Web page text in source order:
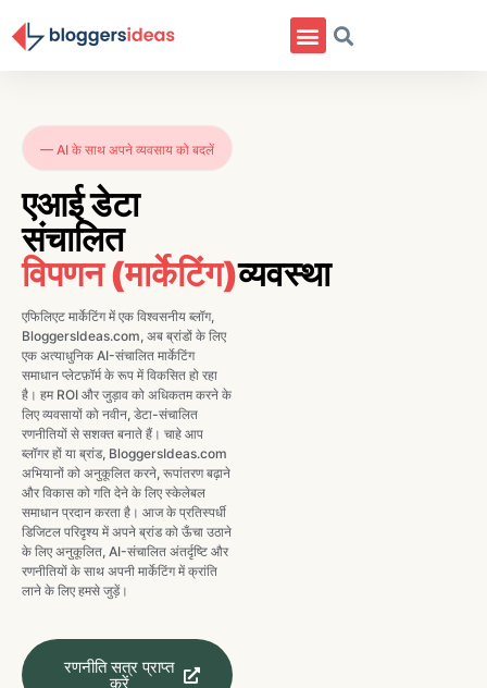
— AI के साथ अपने व्यवसाय को बदलें
एआई डेटा
संचालित
विपणन (मार्केटिंग)व्यवस्था
एफिलिएट मार्केटिंग में एक विश्वसनीय ब्लॉग,
BloggersIdeas.com, अब ब्रांडों के लिए
एक अत्याधुनिक AI-संचालित मार्केटिंग
समाधान प्लेटफ़ॉर्म के रूप में विकसित हो रहा
है। हम ROI और जुड़ाव को अधिकतम करने के
लिए व्यवसायों को नवीन, डेटा-संचालित
रणनीतियों से सशक्त बनाते हैं। चाहे आप
ब्लॉगर हों या ब्रांड, BloggersIdeas.com
अभियानों को अनुकूलित करने, रूपांतरण बढ़ाने
और विकास को गति देने के लिए स्केलेबल
समाधान प्रदान करता है। आज के प्रतिस्पर्धी
डिजिटल परिदृश्य में अपने ब्रांड को ऊँचा उठाने
के लिए अनुकूलित, AI-संचालित अंतर्दृष्टि और
रणनीतियों के साथ अपनी मार्केटिंग में क्रांति
लाने के लिए हमसे जुड़ें।
रणनीति सत्र प्राप्त
करें